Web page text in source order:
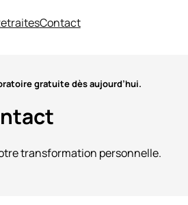
Contact
gratuite dès aujourd’hui.
transformation personnelle.